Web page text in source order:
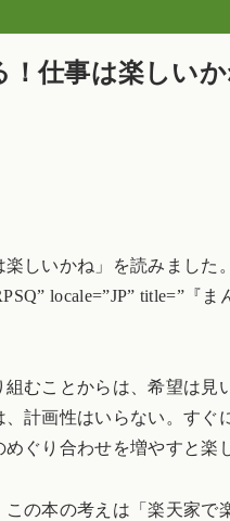
！仕事は楽しい
しいかね」を読みました。
locale=”JP” title=”
むことからは、希望は見
、計画性はいらない。すぐ
ぐり合わせを増やすと楽
の本の考えは「楽天家で